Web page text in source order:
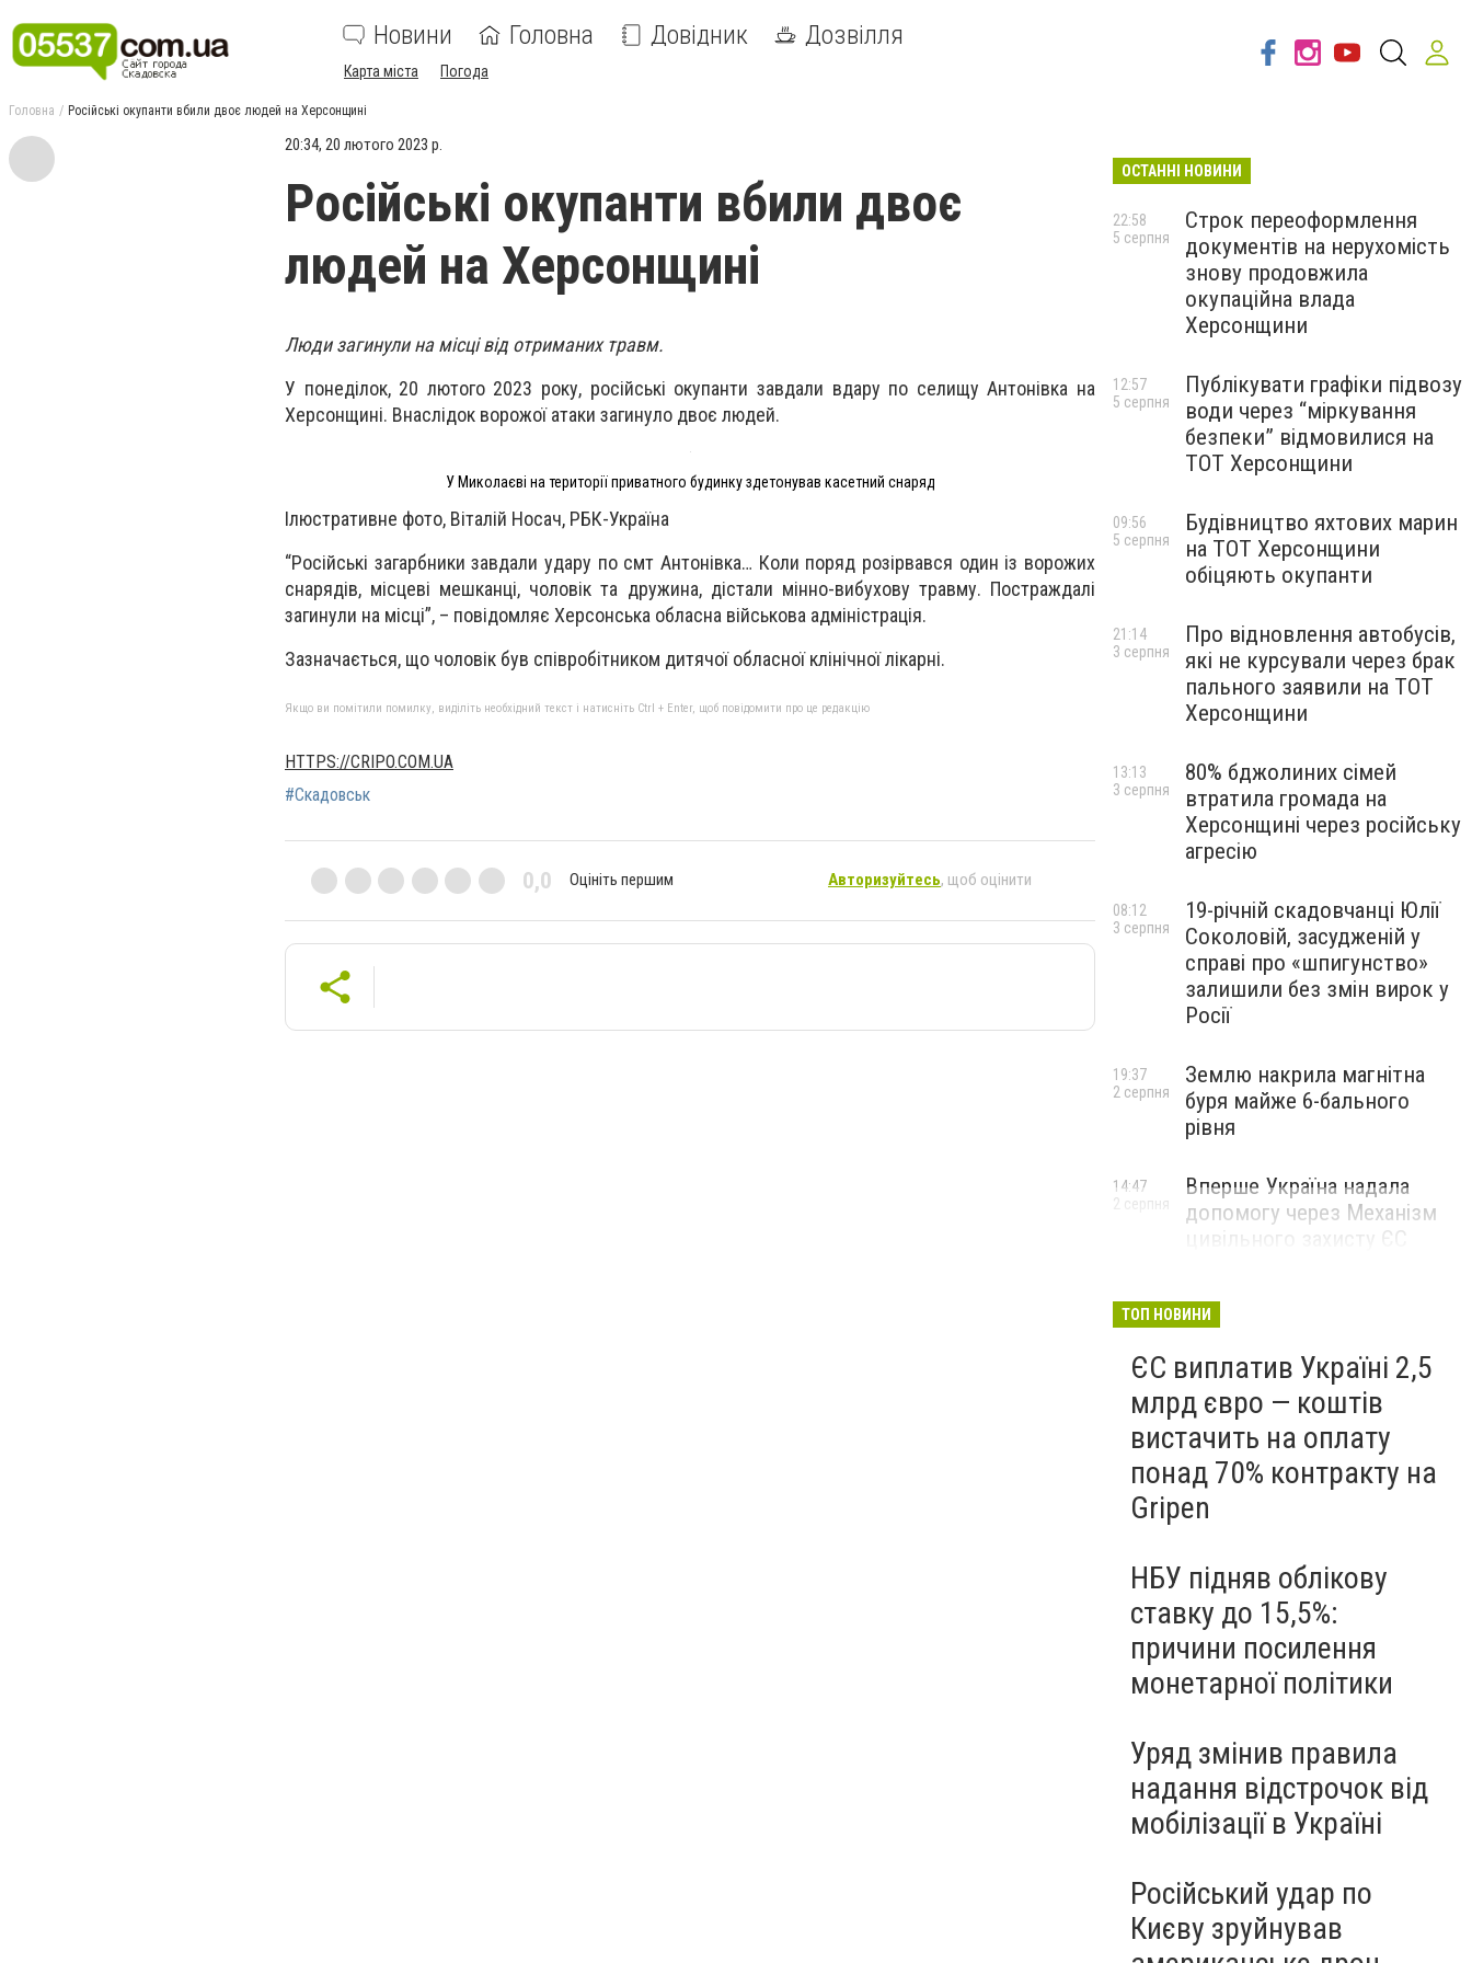
Новини Головна Довідник Дозвілля
Карта міста Погода
Головна Російські окупанти вбили двоє людей на Херсонщині
20:34, 20 лютого 2023 р.
Російські окупанти вбили двоє
людей на Херсонщині
Люди загинули на місці від отриманих травм.
У понеділок, 20 лютого 2023 року, російські окупанти завдали вдару по селищу Антонівка на
Херсонщині. Внаслідок ворожої атаки загинуло двоє людей.
У Миколаєві на території приватного будинку здетонував касетний снаряд
Ілюстративне фото, Віталій Носач, РБК-Україна
“Російські загарбники завдали удару по смт Антонівка… Коли поряд розірвався один із ворожих
снарядів, місцеві мешканці, чоловік та дружина, дістали мінно-вибухову травму. Постраждалі
загинули на місці”, – повідомляє Херсонська обласна військова адміністрація.
Зазначається, що чоловік був співробітником дитячої обласної клінічної лікарні.
Якщо ви помітили помилку, виділіть необхідний текст і натисніть Ctrl + Enter, щоб повідомити про це редакцію
HTTPS://CRIPO.COM.UA
#Скадовськ
0,0 Оцініть першим Авторизуйтесь, щоб оцінити
ОСТАННІ НОВИНИ
Строк переоформлення
документів на нерухомість
знову продовжила
окупаційна влада
Херсонщини
22:58
5 серпня
Публікувати графіки підвозу
води через “міркування
безпеки” відмовилися на
ТОТ Херсонщини
12:57
5 серпня
Будівництво яхтових марин
на ТОТ Херсонщини
обіцяють окупанти
09:56
5 серпня
Про відновлення автобусів,
які не курсували через брак
пального заявили на ТОТ
Херсонщини
21:14
3 серпня
80% бджолиних сімей
втратила громада на
Херсонщині через російську
агресію
13:13
3 серпня
19-річній скадовчанці Юлії
Соколовій, засудженій у
справі про «шпигунство»
залишили без змін вирок у
Росії
08:12
3 серпня
Землю накрила магнітна
буря майже 6-бального
рівня
19:37
2 серпня
Вперше Україна надала
допомогу через Механізм
цивільного захисту ЄС
14:47
2 серпня
ТОП НОВИНИ
ЄС виплатив Україні 2,5
млрд євро — коштів
вистачить на оплату
понад 70% контракту на
Gripen
НБУ підняв облікову
ставку до 15,5%:
причини посилення
монетарної політики
Уряд змінив правила
надання відстрочок від
мобілізації в Україні
Російський удар по
Києву зруйнував